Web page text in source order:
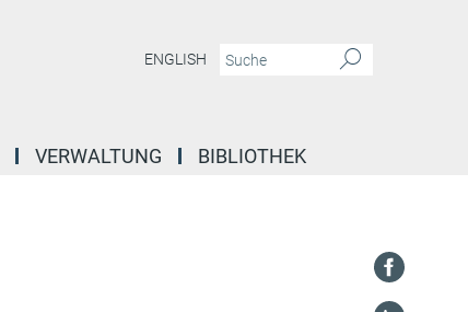
ENGLISH
VERWALTUNG BIBLIOTHEK